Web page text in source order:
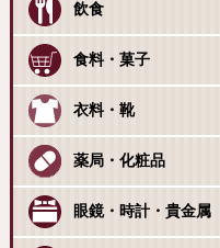
飲食
食料・菓子
衣料・靴
薬局・化粧品
眼鏡・時計・貴金属